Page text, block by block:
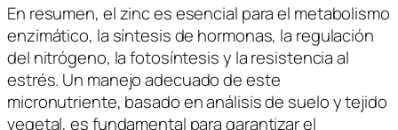
En resumen, el zinc es esencial para el metabolismo
enzimático, la síntesis de hormonas, la regulación
del nitrógeno, la fotosíntesis y la resistencia al
estrés. Un manejo adecuado de este
micronutriente, basado en análisis de suelo y tejido
vegetal, es fundamental para garantizar el